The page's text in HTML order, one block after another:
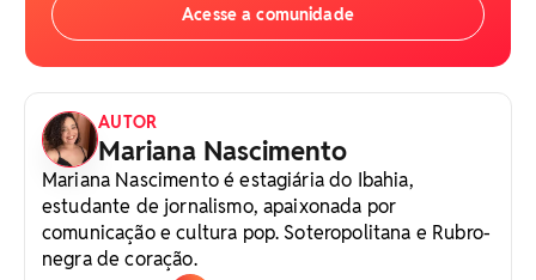
Acesse a comunidade
AUTOR
Mariana Nascimento
Mariana Nascimento é estagiária do Ibahia,
estudante de jornalismo, apaixonada por
comunicação e cultura pop. Soteropolitana e Rubro-
negra de coração.